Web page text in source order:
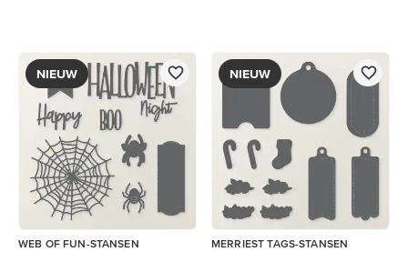
NIEUW
WEB OF FUN-STANSEN
NIEUW
MERRIEST TAGS-STANSEN